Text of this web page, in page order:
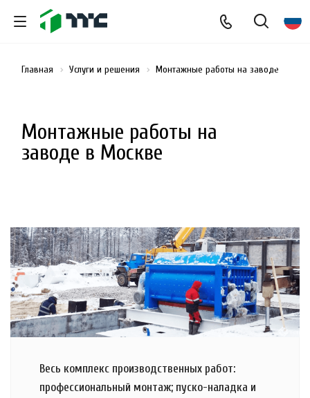
Монтажные работы на
заводе в Москве
Главная Услуги и решения Монтажные работы на заводе
Весь комплекс производственных работ:
профессиональный монтаж; пуско-наладка и